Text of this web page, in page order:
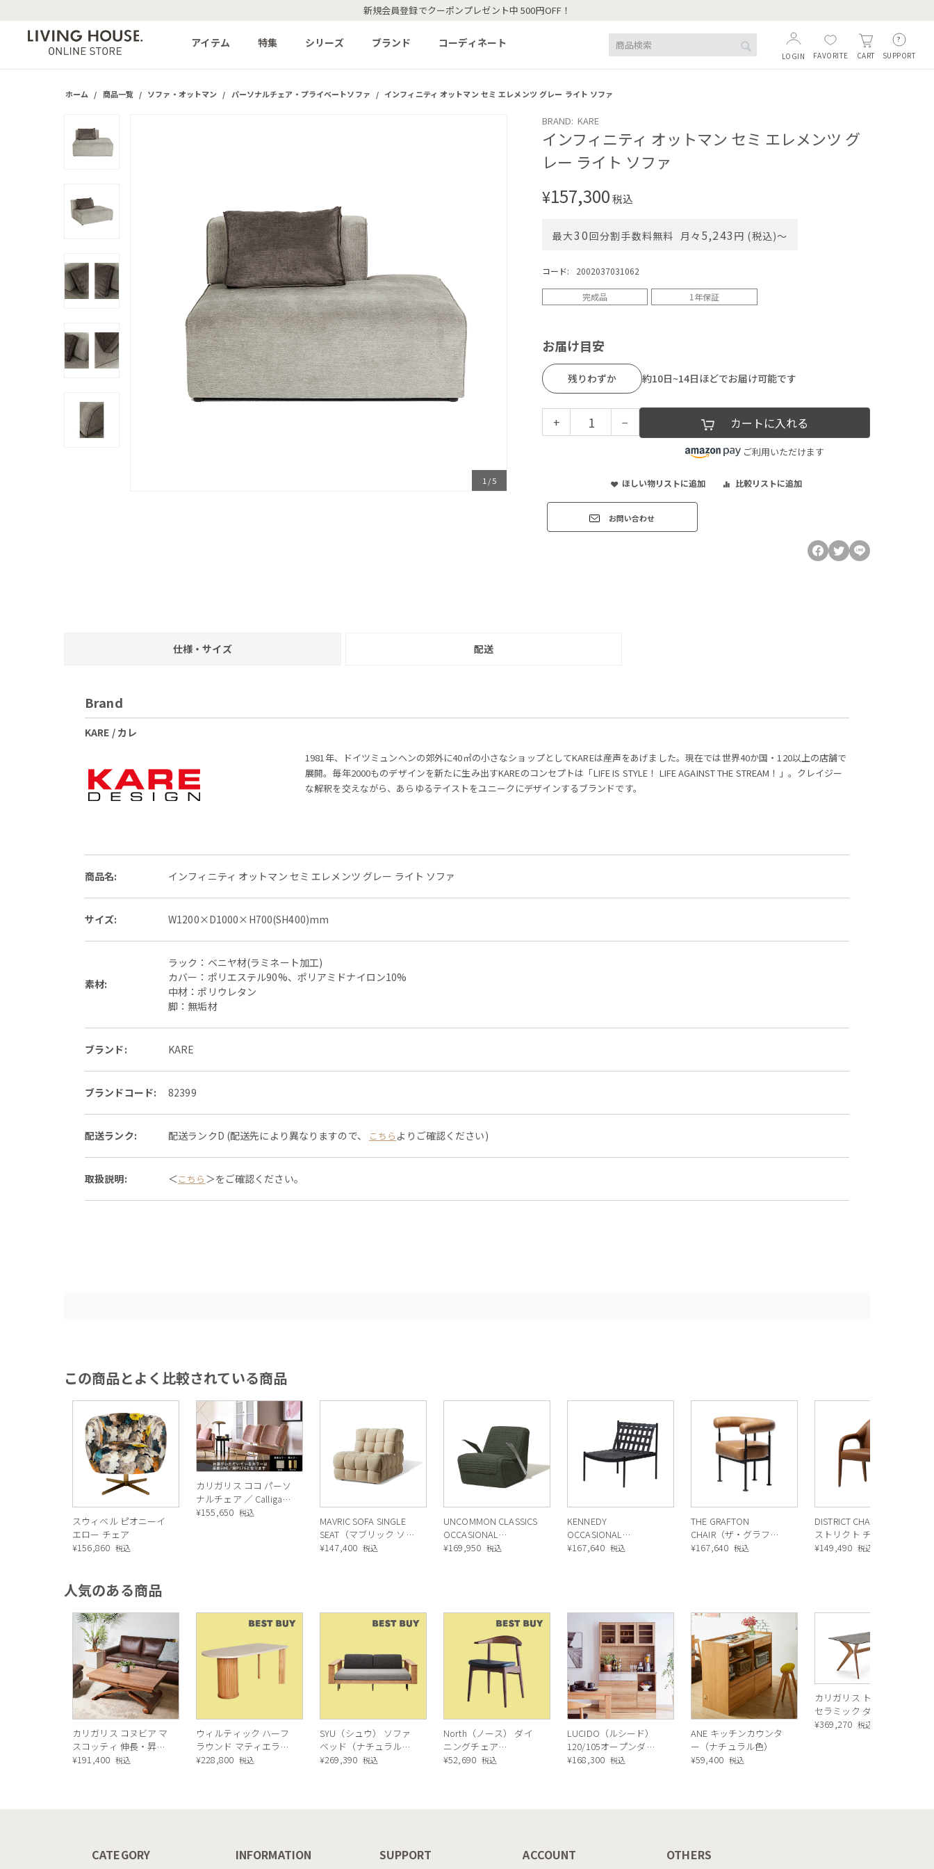
新規会員登録でクーポンプレゼント中 500円OFF！
アイテム 特集 シリーズ ブランド コーディネート
SUPPORT
CART
FAVORITE
LOGIN
ホーム / 商品一覧 / ソファ・オットマン / パーソナルチェア・プライベートソファ / インフィニティ オットマン セミ エレメンツ グレー ライト ソファ
1 /5
BRAND: KARE
インフィニティ オットマン セミ エレメンツ グ
レー ライト ソファ
¥157,300税込
最大30回分割手数料無料 月々 5,243 円 (税込)〜
コード: 2002037031062
完成品 1年保証
お届け目安
残りわずか 約10日~14日ほどでお届け可能です
+ − カートに入れる
ご利用いただけます
ほしい物リストに追加 比較リストに追加
お問い合わせ
仕様・サイズ 配送
Brand
KARE / カレ
1981年、ドイツミュンヘンの郊外に40㎡の小さなショップとしてKAREは産声をあげました。現在では世界40か国・120以上の店舗で
展開。毎年2000ものデザインを新たに生み出すKAREのコンセプトは「LIFE IS STYLE！ LIFE AGAINST THE STREAM！」。クレイジー
な解釈を交えながら、あらゆるテイストをユニークにデザインするブランドです。
商品名: インフィニティ オットマン セミ エレメンツ グレー ライト ソファ
サイズ: W1200×D1000×H700(SH400)mm
素材:
ラック：ベニヤ材(ラミネート加工)
カバー：ポリエステル90%、ポリアミドナイロン10%
中材：ポリウレタン
脚：無垢材
ブランド: KARE
ブランドコード: 82399
配送ランク: 配送ランクD (配送先により異なりますので、 こちら よりご確認ください)
取扱説明: ＜こちら ＞をご確認ください。
この商品とよく比較されている商品
スウィベル ピオニーイ
エロー チェア
¥156,860 税込
カリガリス ココ パーソ
ナルチェア ／ Calligaris
COCO lounge
¥155,650 税込
MAVRIC SOFA SINGLE
SEAT（マブリック ソフ
ァ シングル シート）
¥147,400 税込
UNCOMMON CLASSICS
OCCASIONAL
CHAIR（アンコモン ク
¥169,950 税込
KENNEDY
OCCASIONAL
CHAIR（ケネディ オケ
¥167,640 税込
THE GRAFTON
CHAIR（ザ・グラフト
ン チェア）
¥167,640 税込
DISTRICT CHAIR（ディ
ストリクト チェア）
¥149,490 税込
人気のある商品
カリガリス コヌビア マ
スコッティ 伸長・昇降
式テーブル ／ Calligaris
¥191,400 税込
ウィルティック ハーフ
ラウンド マティエラ塗
装 ダイニングテーブル
¥228,800 税込
SYU（シュウ） ソファ
ベッド（ナチュラル）
190cm
¥269,390 税込
North（ノース） ダイ
ニングチェア
AC02（ウォールナッ
¥52,690 税込
LUCIDO（ルシード）
120/105オープンダイ
ニングボード ナチュラ
¥168,300 税込
ANE キッチンカウンタ
ー（ナチュラル色）
¥59,400 税込
カリガリス トウキョウ
セラミック ダイニング
テーブル ／ Calligaris
¥369,270 税込
CATEGORY INFORMATION SUPPORT ACCOUNT OTHERS